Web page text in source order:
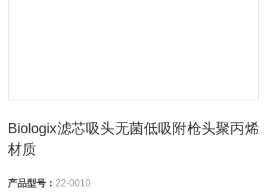
Biologix滤芯吸头无菌低吸附枪头聚丙烯
材质
产品型号： 22-0010